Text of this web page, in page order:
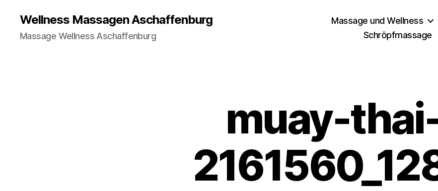
Wellness Massagen Aschaffenburg
Massage Wellness Aschaffenburg
Massage und Wellness
Schröpfmassage
muay-